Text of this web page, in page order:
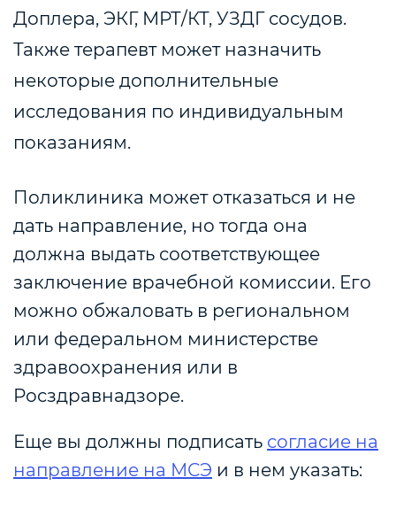
Доплера, ЭКГ, МРТ/КТ, УЗДГ сосудов.
Также терапевт может назначить
некоторые дополнительные
исследования по индивидуальным
показаниям.
Поликлиника может отказаться и не
дать направление, но тогда она
должна выдать соответствующее
заключение врачебной комиссии. Его
можно обжаловать в региональном
или федеральном министерстве
здравоохранения или в
Росздравнадзоре.
Еще вы должны подписать согласие на
направление на МСЭ и в нем указать: